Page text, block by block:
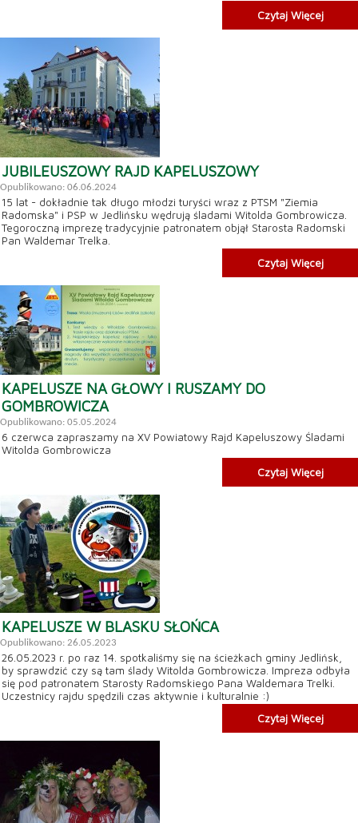
Czytaj Więcej
JUBILEUSZOWY RAJD KAPELUSZOWY
Opublikowano: 06.06.2024
15 lat - dokładnie tak długo młodzi turyści wraz z PTSM "Ziemia
Radomska" i PSP w Jedlińsku wędrują śladami Witolda Gombrowicza.
Tegoroczną imprezę tradycyjnie patronatem objął Starosta Radomski
Pan Waldemar Trelka.
Czytaj Więcej
KAPELUSZE NA GŁOWY I RUSZAMY DO
GOMBROWICZA
Opublikowano: 05.05.2024
6 czerwca zapraszamy na XV Powiatowy Rajd Kapeluszowy Śladami
Witolda Gombrowicza
Czytaj Więcej
KAPELUSZE W BLASKU SŁOŃCA
Opublikowano: 26.05.2023
26.05.2023 r. po raz 14. spotkaliśmy się na ścieżkach gminy Jedlińsk,
by sprawdzić czy są tam ślady Witolda Gombrowicza. Impreza odbyła
się pod patronatem Starosty Radomskiego Pana Waldemara Trelki.
Uczestnicy rajdu spędzili czas aktywnie i kulturalnie :)
Czytaj Więcej